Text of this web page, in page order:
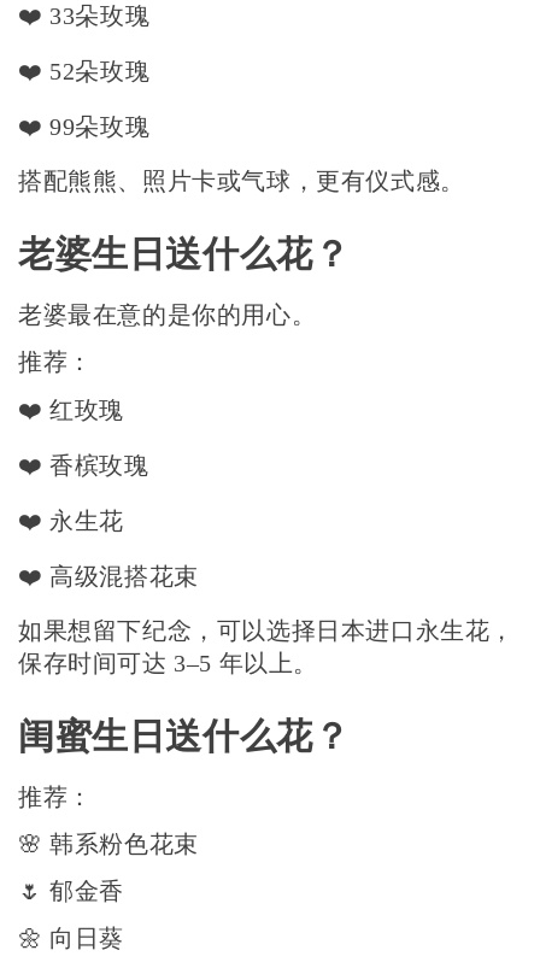
❤️ 33朵玫瑰
❤️ 52朵玫瑰
❤️ 99朵玫瑰
搭配熊熊、照片卡或气球，更有仪式感。
老婆生日送什么花？
老婆最在意的是你的用心。
推荐：
❤️ 红玫瑰
❤️ 香槟玫瑰
❤️ 永生花
❤️ 高级混搭花束
如果想留下纪念，可以选择日本进口永生花，
保存时间可达 3–5 年以上。
闺蜜生日送什么花？
推荐：
🌸 韩系粉色花束
🌷 郁金香
🌼 向日葵